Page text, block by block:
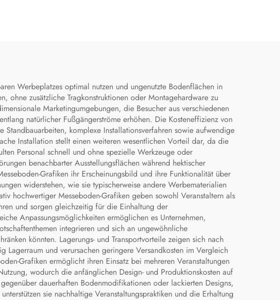
Werbeplatzes optimal nutzen und ungenutzte Bodenflächen in
ohne zusätzliche Tragkonstruktionen oder Montagehardware zu
Marketingumgebungen, die Besucher aus verschiedenen
natürlicher Fußgängerströme erhöhen. Die Kosteneffizienz von
komplexe Installationsverfahren sowie aufwendige
Installation stellt einen weiteren wesentlichen Vorteil dar, da die
Personal schnell und ohne spezielle Werkzeuge oder
benachbarter Ausstellungsflächen während hektischer
Grafiken ihr Erscheinungsbild und ihre Funktionalität über
widerstehen, wie sie typischerweise andere Werbematerialien
hochwertiger Messeboden-Grafiken geben sowohl Veranstaltern als
und sorgen gleichzeitig für die Einhaltung der
Anpassungsmöglichkeiten ermöglichen es Unternehmen,
integrieren und sich an ungewöhnliche
könnten. Lagerungs- und Transportvorteile zeigen sich nach
und verursachen geringere Versandkosten im Vergleich
Grafiken ermöglicht ihren Einsatz bei mehreren Veranstaltungen
wodurch die anfänglichen Design- und Produktionskosten auf
dauerhaften Bodenmodifikationen oder lackierten Designs,
sie nachhaltige Veranstaltungspraktiken und die Erhaltung